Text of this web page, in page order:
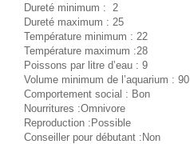
Dureté minimum : 2
Dureté maximum : 25
Température minimum : 22
Température maximum :28
Poissons par litre d’eau : 9
Volume minimum de l’aquarium : 90
Comportement social : Bon
Nourritures :Omnivore
Reproduction :Possible
Conseiller pour débutant :Non